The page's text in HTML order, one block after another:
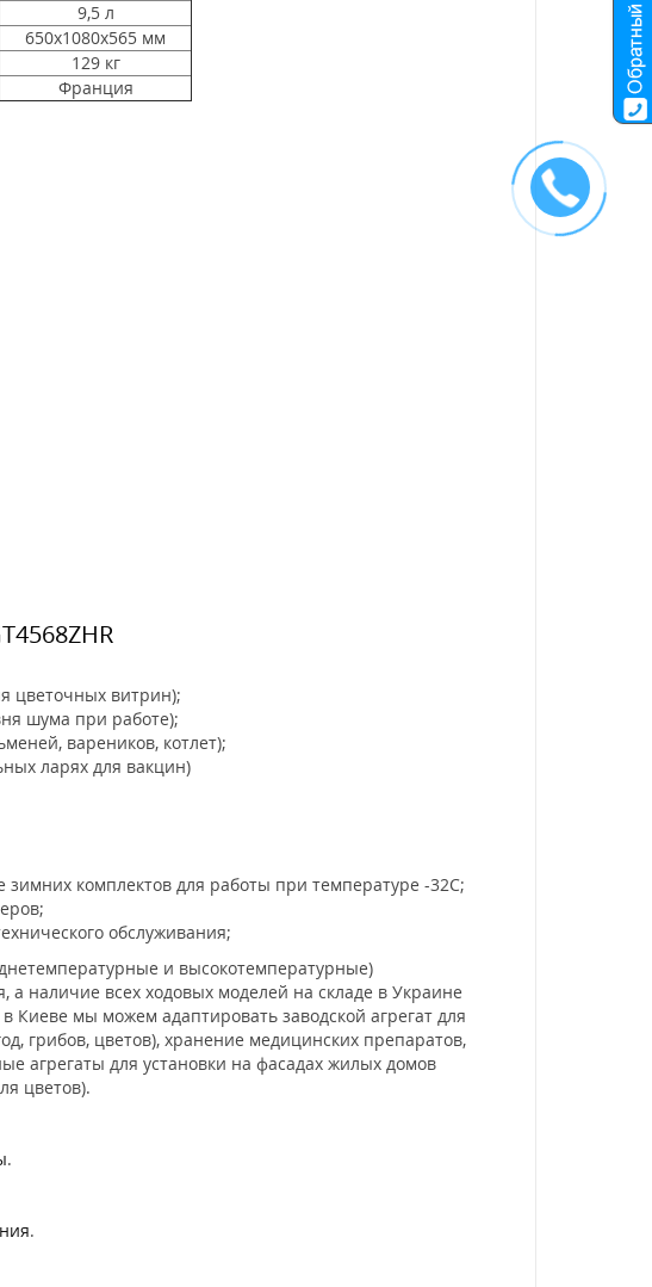
9,5 л
650х1080х565 мм
129 кг
Франция
цветочных витрин);
шума при работе);
вареников, котлет);
ларях для вакцин)
комплектов для работы при температуре -32С;
обслуживания;
и высокотемпературные)
наличие всех ходовых моделей на складе в Украине
Киеве мы можем адаптировать заводской агрегат для
грибов, цветов), хранение медицинских препаратов,
агрегаты для установки на фасадах жилых домов
цветов).
.
.